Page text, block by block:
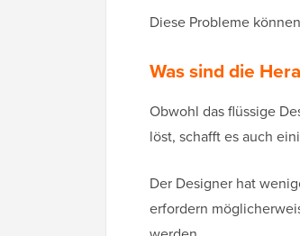
Diese Probleme
Was sind die
Obwohl das flüssige
löst, schafft es auch
Der Designer hat
erfordern